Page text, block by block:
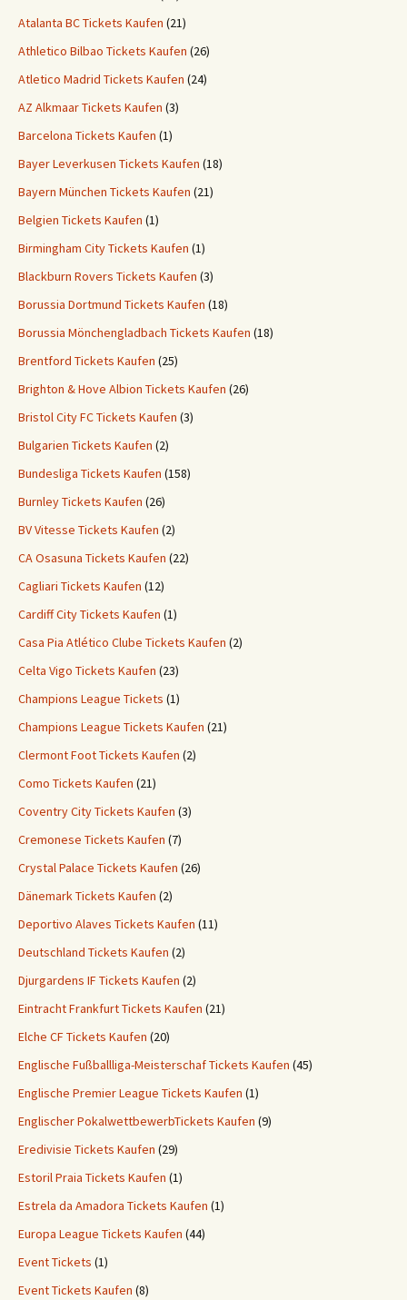
Atalanta BC Tickets Kaufen (21)
Athletico Bilbao Tickets Kaufen (26)
Atletico Madrid Tickets Kaufen (24)
AZ Alkmaar Tickets Kaufen (3)
Barcelona Tickets Kaufen (1)
Bayer Leverkusen Tickets Kaufen (18)
Bayern München Tickets Kaufen (21)
Belgien Tickets Kaufen (1)
Birmingham City Tickets Kaufen (1)
Blackburn Rovers Tickets Kaufen (3)
Borussia Dortmund Tickets Kaufen (18)
Borussia Mönchengladbach Tickets Kaufen (18)
Brentford Tickets Kaufen (25)
Brighton & Hove Albion Tickets Kaufen (26)
Bristol City FC Tickets Kaufen (3)
Bulgarien Tickets Kaufen (2)
Bundesliga Tickets Kaufen (158)
Burnley Tickets Kaufen (26)
BV Vitesse Tickets Kaufen (2)
CA Osasuna Tickets Kaufen (22)
Cagliari Tickets Kaufen (12)
Cardiff City Tickets Kaufen (1)
Casa Pia Atlético Clube Tickets Kaufen (2)
Celta Vigo Tickets Kaufen (23)
Champions League Tickets (1)
Champions League Tickets Kaufen (21)
Clermont Foot Tickets Kaufen (2)
Como Tickets Kaufen (21)
Coventry City Tickets Kaufen (3)
Cremonese Tickets Kaufen (7)
Crystal Palace Tickets Kaufen (26)
Dänemark Tickets Kaufen (2)
Deportivo Alaves Tickets Kaufen (11)
Deutschland Tickets Kaufen (2)
Djurgardens IF Tickets Kaufen (2)
Eintracht Frankfurt Tickets Kaufen (21)
Elche CF Tickets Kaufen (20)
Englische Fußballliga-Meisterschaf Tickets Kaufen (45)
Englische Premier League Tickets Kaufen (1)
Englischer PokalwettbewerbTickets Kaufen (9)
Eredivisie Tickets Kaufen (29)
Estoril Praia Tickets Kaufen (1)
Estrela da Amadora Tickets Kaufen (1)
Europa League Tickets Kaufen (44)
Event Tickets (1)
Event Tickets Kaufen (8)